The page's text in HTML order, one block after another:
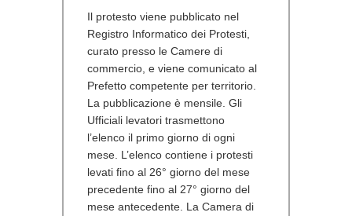
Il protesto viene pubblicato nel
Registro Informatico dei Protesti,
curato presso le Camere di
commercio, e viene comunicato al
Prefetto competente per territorio.
La pubblicazione è mensile. Gli
Ufficiali levatori trasmettono
l’elenco il primo giorno di ogni
mese. L’elenco contiene i protesti
levati fino al 26° giorno del mese
precedente fino al 27° giorno del
mese antecedente. La Camera di